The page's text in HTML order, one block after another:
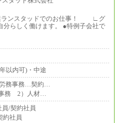
ランスタッドでのお仕事！ ∟グ
分らしく働けます。 ●特例子会社で
以内可)・中途
務事務…契約…
務 2）人材…
員/契約社員
約社員